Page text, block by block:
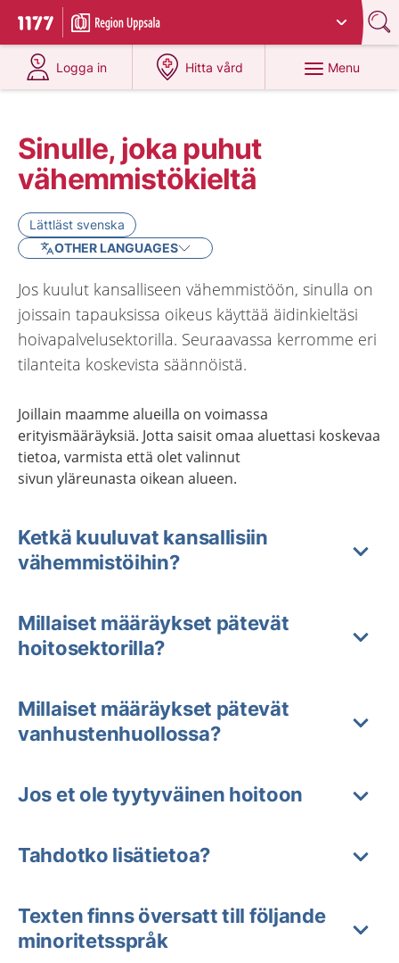
To start page for 1177
Du har valt region
Logga in
at 1177.se
Hitta vård
at 1177.se
Menu
Sinulle, joka puhut
vähemmistökieltä
Lättläst svenska
OTHER LANGUAGES
Jos kuulut kansalliseen vähemmistöön, sinulla on
joissain tapauksissa oikeus käyttää äidinkieltäsi
hoivapalvelusektorilla. Seuraavassa kerromme eri
tilanteita koskevista säännöistä.
Joillain maamme alueilla on voimassa
erityismääräyksiä. Jotta saisit omaa aluettasi koskevaa
tietoa, varmista että olet valinnut
sivun yläreunasta oikean alueen.
Ketkä kuuluvat kansallisiin
vähemmistöihin?
Millaiset määräykset pätevät
hoitosektorilla?
Millaiset määräykset pätevät
vanhustenhuollossa?
Jos et ole tyytyväinen hoitoon
Tahdotko lisätietoa?
Texten finns översatt till följande
minoritetsspråk